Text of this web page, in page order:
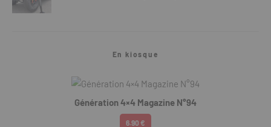
En kiosque
Génération 4×4 Magazine N°94
6.90 €